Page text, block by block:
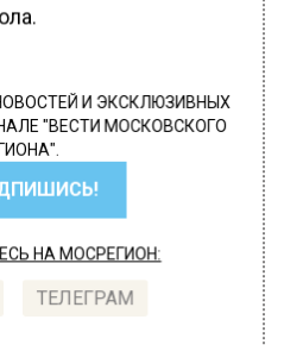
И ЭКСКЛЮЗИВНЫХ
"ВЕСТИ МОСКОВСКОГО
НА МОСРЕГИОН:
ТЕЛЕГРАМ